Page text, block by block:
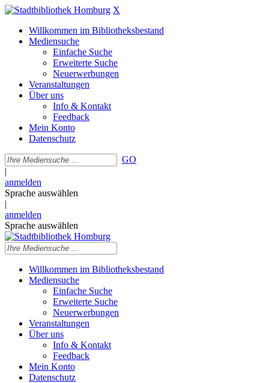
X
Willkommen im Bibliotheksbestand
Mediensuche
Einfache Suche
Erweiterte Suche
Neuerwerbungen
Veranstaltungen
Über uns
Info & Kontakt
Feedback
Mein Konto
Datenschutz
GO
|
anmelden
Sprache auswählen
|
anmelden
Sprache auswählen
Willkommen im Bibliotheksbestand
Mediensuche
Einfache Suche
Erweiterte Suche
Neuerwerbungen
Veranstaltungen
Über uns
Info & Kontakt
Feedback
Mein Konto
Datenschutz